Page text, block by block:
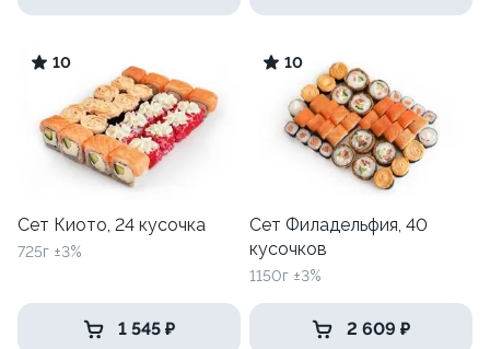
10
Сет Киото, 24 кусочка
725г ±3%
1 545 ₽
10
Сет Филадельфия, 40
кусочков
1150г ±3%
2 609 ₽